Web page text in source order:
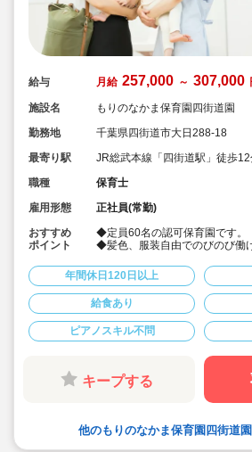
給与 月給 257,000 ～ 307,000
施設名
もりのなかま保育園四街道園
勤務地
千葉県四街道市大日288-18
最寄り駅
JR総武本線「四街道駅」徒歩
職種
保育士
雇用形態
正社員(常勤)
おすすめ
ポイント
◆定員60名の認可保育園です。
◆髪色、服装自由でのびのび働
◆自園調理の職員給食提供あり
◆車通勤可
◆残業ほぼなし！
年間休日120日以上
給食あり
ピアノスキル不問
キープする
他のもりのなかま保育園四街道